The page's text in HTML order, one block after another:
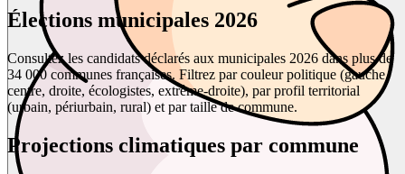
Élections municipales 2026
Consultez les candidats déclarés aux municipales 2026 dans plus de
34 000 communes françaises. Filtrez par couleur politique (gauche,
centre, droite, écologistes, extrême-droite), par profil territorial
(urbain, périurbain, rural) et par taille de commune.
Projections climatiques par commune